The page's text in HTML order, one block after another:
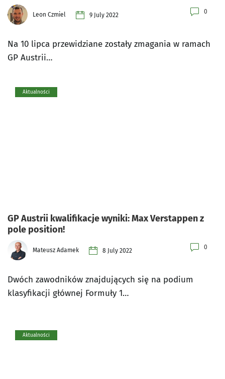
Leon Czmiel 9 July 2022 0
Na 10 lipca przewidziane zostały zmagania w ramach
GP Austrii…
Aktualności
GP Austrii kwalifikacje wyniki: Max Verstappen z
pole position!
Mateusz Adamek 8 July 2022 0
Dwóch zawodników znajdujących się na podium
klasyfikacji głównej Formuły 1…
Aktualności